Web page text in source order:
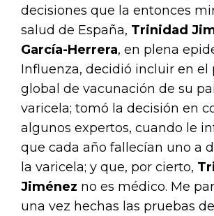
decisiones que la entonces
salud de España, Trinidad
García-Herrera, en plena
Influenza, decidió incluir en el
global de vacunación de su
varicela; tomó la decisión en
algunos expertos, cuando le
que cada año fallecían uno a
la varicela; y que, por cierto,
Jiménez no es médico. Me
una vez hechas las pruebas